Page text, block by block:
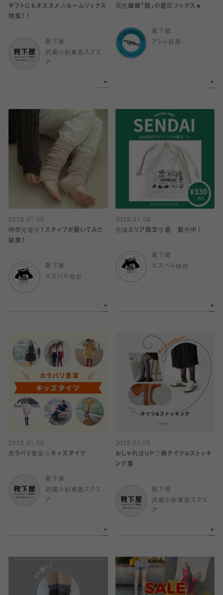
ギフトにもオススメ🎶ルームソックス
特集！！
靴下屋
武蔵小杉東急スクエ
ア
天然繊維「綿」の着圧ソックス★
靴下屋
アトレ目黒
2025.01.06
噂の光電子！スタッフが履いてみた
結果！
靴下屋
エスパル仙台
2025.01.06
宮城エリア限定巾着 販売中！
靴下屋
エスパル仙台
2025.01.05
カラバリ豊富☆キッズタイツ
靴下屋
武蔵小杉東急スクエ
ア
2025.01.05
おしゃれ度UP♡柄タイツ&ストッキ
ング集
靴下屋
武蔵小杉東急スクエ
ア